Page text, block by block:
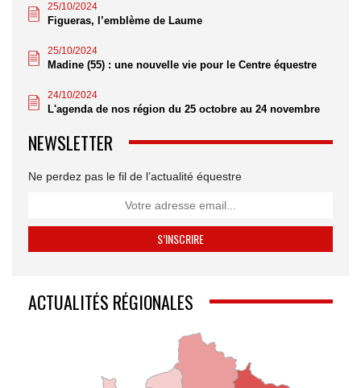
25/10/2024
Figueras, l’emblème de Laume
25/10/2024
Madine (55) : une nouvelle vie pour le Centre équestre
24/10/2024
L'agenda de nos région du 25 octobre au 24 novembre
NEWSLETTER
Ne perdez pas le fil de l’actualité équestre
ACTUALITÉS RÉGIONALES